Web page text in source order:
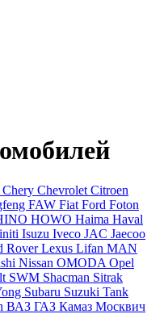
Chery Chevrolet Citroen
FAW Fiat Ford Foton
HOWO Haima Haval
Isuzu Iveco JAC Jaecoo
RoverLexus Lifan MAN
Nissan OMODA Opel
SWM Shacman Sitrak
Subaru Suzuki Tank
ВАЗ ГАЗ Камаз Москвич